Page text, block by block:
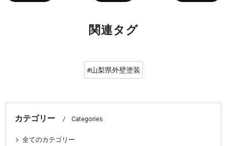
関連タグ
#山梨県外壁塗装
カテゴリー Categories
全てのカテゴリー